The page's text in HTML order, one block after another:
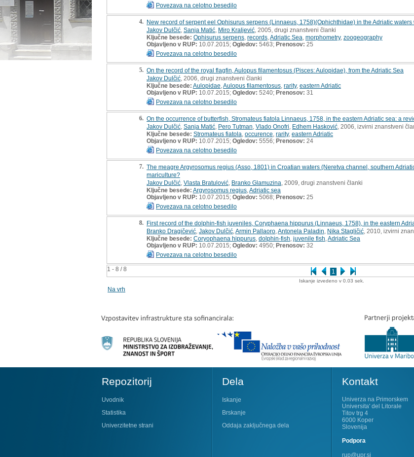
1 - 8 / 8 1
Povezava na celotno besedilo
4. New record of serpent eel Ophisurus serpens (Linnaeus, 1758)(Ophichthidae) in the Adriatic
Jakov Dulčić Sanja Matić Miro Kraljević , 2005, drugi znanstveni članki
Ključne besede: Ophisurus serpens records Adriatic Sea morphometry, zoogeography
Objavljeno v RUP: 10.07.2015; Ogledov: 5463; Prenosov: 25
Povezava na celotno besedilo
5. On the record of the royal flagfin, Aulopus filamentosus (Pisces: Aulopidae), from the Adriatic Sea
Jakov Dulčić , 2006, drugi znanstveni članki
Ključne besede: Aulopidae Aulopus filamentosus rarity, eastern Adriatic
Objavljeno v RUP: 10.07.2015; Ogledov: 5240; Prenosov: 31
Povezava na celotno besedilo
6. On the occurrence of butterfish, Stromateus fiatola Linnaeus, 1758, in the eastern Adriatic sea: a
Jakov Dulčić Sanja Matić Pero Tutman Vlado Onofri Edhem Hasković , 2006, izvirni znanstveni
Ključne besede: Stromateus fiatola occurence rarity, eastern Adriatic
Objavljeno v RUP: 10.07.2015; Ogledov: 5556; Prenosov: 24
Povezava na celotno besedilo
7. The meagre Argyrosomus regius (Asso, 1801) in Croatian waters (Neretva channel, southern
mariculture?
Jakov Dulčić Vlasta Bratulović Branko Glamuzina , 2009, drugi znanstveni članki
Ključne besede: Argyrosomus regius Adriatic sea
Objavljeno v RUP: 10.07.2015; Ogledov: 5068; Prenosov: 25
Povezava na celotno besedilo
8. First record of the dolphin-fish juveniles, Coryphaena hippurus (Linnaeus, 1758), in the eastern
Branko Dragičević Jakov Dulčić Armin Pallaoro Antonela Paladin Nika Stagličić , 2010, izvirni
Ključne besede: Coryophaena hippurus dolphin-fish juvenile fish Adriatic Sea
Objavljeno v RUP: 10.07.2015; Ogledov: 4950; Prenosov: 32
Povezava na celotno besedilo
Iskanje izvedeno v 0.03 sek.
Na vrh
Repozitorij
Uvodnik
Statistika
Univerzitetne strani
Dela
Iskanje
Brskanje
Oddaja zaključnega dela
Kontakt
Univerza na Primorskem
Universita' del Litorale
Titov trg 4
6000 Koper
Slovenija
Podpora
rup@upr.si